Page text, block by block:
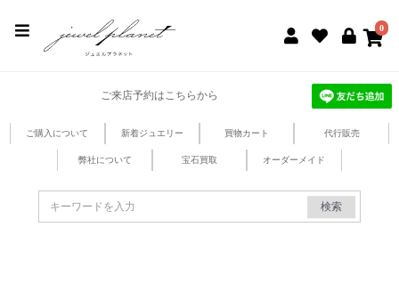
0
ご来店予約はこちらから
ご購入について 新着ジュエリー 買物カート 代行販売
弊社について 宝石買取 オーダーメイド
検索